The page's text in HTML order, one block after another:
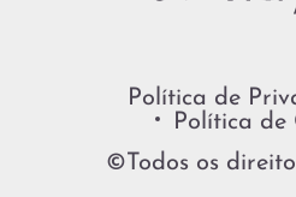
Política de
Política de
©Todos os